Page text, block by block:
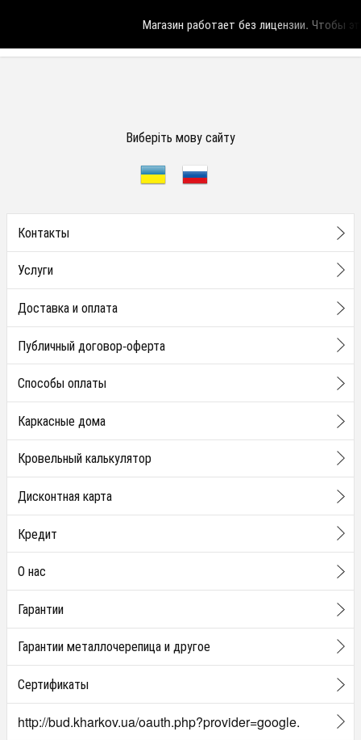
Магазин работает без лицензии.Чтобы
Виберіть мову сайту
Контакты
Услуги
Доставка и оплата
Публичный договор-оферта
Способы оплаты
Каркасные дома
Кровельный калькулятор
Дисконтная карта
Кредит
О нас
Гарантии
Гарантии металлочерепица и другое
Сертификаты
http://bud.kharkov.ua/oauth.php?provider=google.